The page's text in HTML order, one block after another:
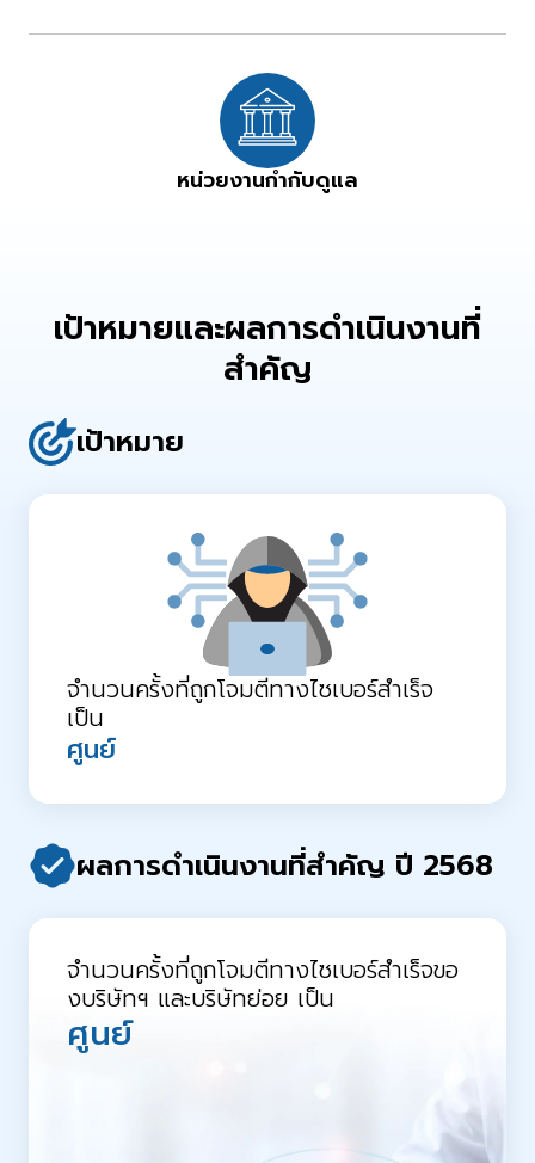
หน่วยงานกำกับดูแล
เป้าหมายและผลการดำเนินงานที่
สำคัญ
เป้าหมาย
จำนวนครั้งที่ถูกโจมตีทางไซเบอร์สำเร็จ
เป็น
ศูนย์
ผลการดำเนินงานที่สำคัญ ปี 2568
จำนวนครั้งที่ถูกโจมตีทางไซเบอร์สำเร็จขอ
งบริษัทฯ และบริษัทย่อย เป็น
ศูนย์